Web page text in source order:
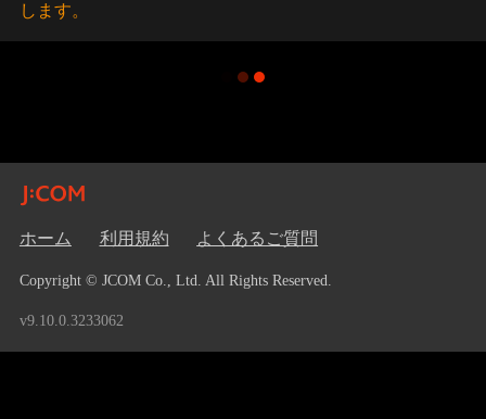
します。
ホーム 利用規約 よくあるご質問
Copyright © JCOM Co., Ltd. All Rights Reserved.
v9.10.0.3233062